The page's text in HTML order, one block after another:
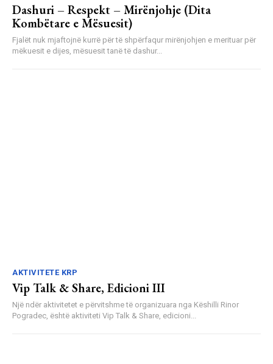
Dashuri – Respekt – Mirënjohje (Dita
Kombëtare e Mësuesit)
Fjalët nuk mjaftojnë kurrë për të shpërfaqur mirënjohjen e merituar për
mëkuesit e dijes, mësuesit tanë të dashur...
AKTIVITETE KRP
Vip Talk & Share, Edicioni III
Një ndër aktivitetet e përvitshme të organizuara nga Këshilli Rinor
Pogradec, është aktiviteti Vip Talk & Share, edicioni...